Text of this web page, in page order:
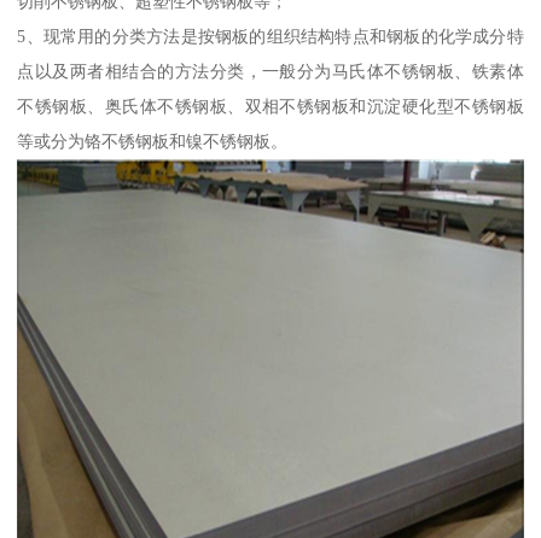
5、现常用的分类方法是按钢板的组织结构特点和钢板的化学成分特
点以及两者相结合的方法分类，一般分为马氏体不锈钢板、铁素体
不锈钢板、奥氏体不锈钢板、双相不锈钢板和沉淀硬化型不锈钢板
等或分为铬不锈钢板和镍不锈钢板。